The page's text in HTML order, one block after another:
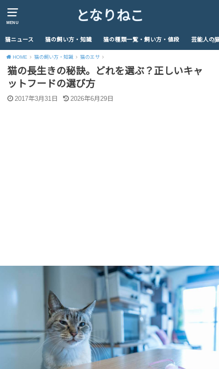
MENU となりねこ
猫ニュース 猫の飼い方・知識 猫の種類一覧・飼い方・値段 芸能人の
HOME 猫の飼い方・知識 猫のエサ
猫の長生きの秘訣。どれを選ぶ？正しいキャ
ットフードの選び方
2017年3月31日 2026年6月29日